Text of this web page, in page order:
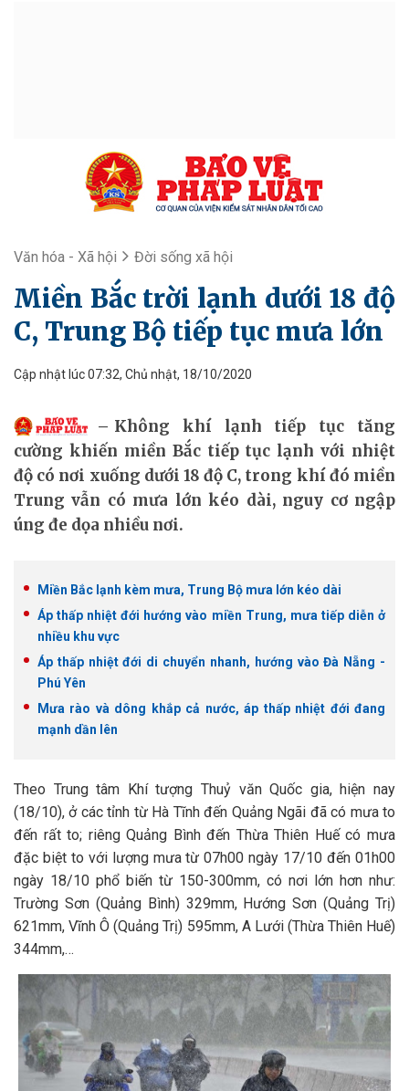
Văn hóa - Xã hội Đời sống xã hội
Miền Bắc trời lạnh dưới 18 độ
C, Trung Bộ tiếp tục mưa lớn
Cập nhật lúc 07:32, Chủ nhật, 18/10/2020
Không khí lạnh tiếp tục tăng
cường khiến miền Bắc tiếp tục lạnh với nhiệt
độ có nơi xuống dưới 18 độ C, trong khí đó miền
Trung vẫn có mưa lớn kéo dài, nguy cơ ngập
úng đe dọa nhiều nơi.
Miền Bắc lạnh kèm mưa, Trung Bộ mưa lớn kéo dài
Áp thấp nhiệt đới hướng vào miền Trung, mưa tiếp diễn ở
nhiều khu vực
Áp thấp nhiệt đới di chuyển nhanh, hướng vào Đà Nẵng -
Phú Yên
Mưa rào và dông khắp cả nước, áp thấp nhiệt đới đang
mạnh dần lên
Theo Trung tâm Khí tượng Thuỷ văn Quốc gia, hiện nay
(18/10), ở các tỉnh từ Hà Tĩnh đến Quảng Ngãi đã có mưa to
đến rất to; riêng Quảng Bình đến Thừa Thiên Huế có mưa
đặc biệt to với lượng mưa từ 07h00 ngày 17/10 đến 01h00
ngày 18/10 phổ biến từ 150-300mm, có nơi lớn hơn như:
Trường Sơn (Quảng Bình) 329mm, Hướng Sơn (Quảng Trị)
621mm, Vĩnh Ô (Quảng Trị) 595mm, A Lưới (Thừa Thiên Huế)
344mm,…